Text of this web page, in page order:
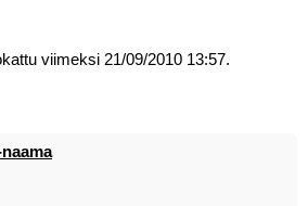
viimeksi 21/09/2010 13:57.